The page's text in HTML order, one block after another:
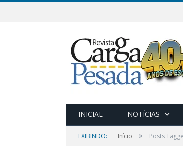
INICIAL NOTÍCIAS
EXIBINDO: Início » Posts